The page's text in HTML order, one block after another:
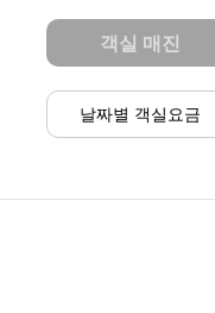
객실 매진
날짜별 객실요금